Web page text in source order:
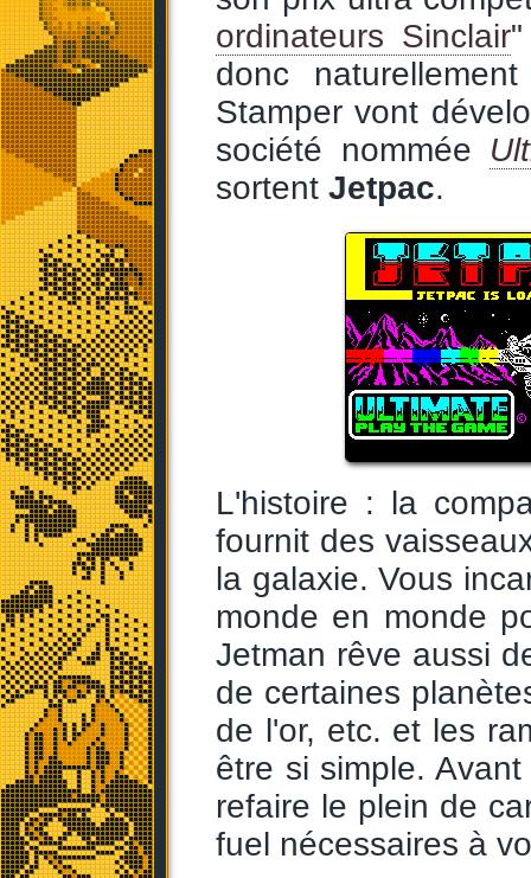
ordinateurs Sinclair"
donc
Stamper vont
société nommée
sortent Jetpac.
L'histoire : la
fournit des
la galaxie. Vous
monde en monde
Jetman rêve aussi
de certaines
de l'or, etc. et les
être si simple.
refaire le plein de
fuel nécessaires à